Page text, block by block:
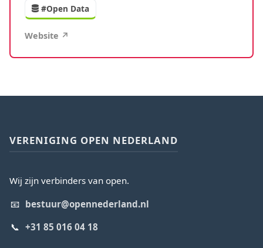
#Open Data
Website ↗
VERENIGING OPEN NEDERLAND
Wij zijn verbinders van open.
📧 bestuur@opennederland.nl
📞 +31 85 016 04 18